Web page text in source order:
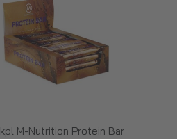
M-Nutrition Protein Bar